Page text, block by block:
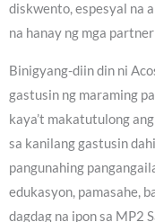
diskwento, espesyal na
na hanay ng mga
Binigyang-diin din ni
gastusin ng maraming
kaya’t makatutulong
sa kanilang gastusin
pangunahing
edukasyon, pamasahe,
dagdag na ipon sa MP2